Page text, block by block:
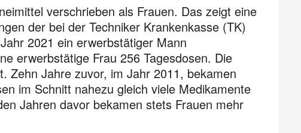
verschrieben als Frauen. Das zeigt eine
der bei der Techniker Krankenkasse (TK)
2021 ein erwerbstätiger Mann
erwerbstätige Frau 256 Tagesdosen. Die
Zehn Jahre zuvor, im Jahr 2011, bekamen
im Schnitt nahezu gleich viele Medikamente
Jahren davor bekamen stets Frauen mehr